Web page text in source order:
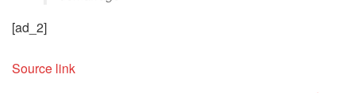
[ad_2]
Source link